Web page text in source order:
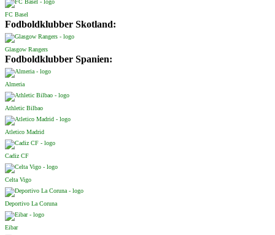
FC Basel
Fodboldklubber Skotland:
Glasgow Rangers
Fodboldklubber Spanien:
Almeria
Athletic Bilbao
Atletico Madrid
Cadiz CF
Celta Vigo
Deportivo La Coruna
Eibar